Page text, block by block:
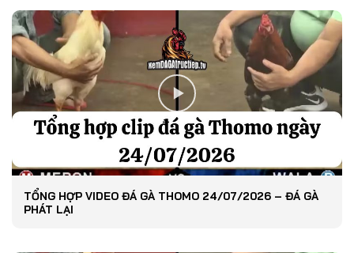
TỔNG HỢP VIDEO ĐÁ GÀ THOMO 24/07/2026 – ĐÁ GÀ
PHÁT LẠI